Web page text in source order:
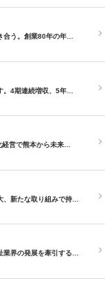
合う。創業80年の年…
。4期連続増収、5年…
営で熊本から未来…
、新たな取り組みで持…
業界の発展を牽引する…